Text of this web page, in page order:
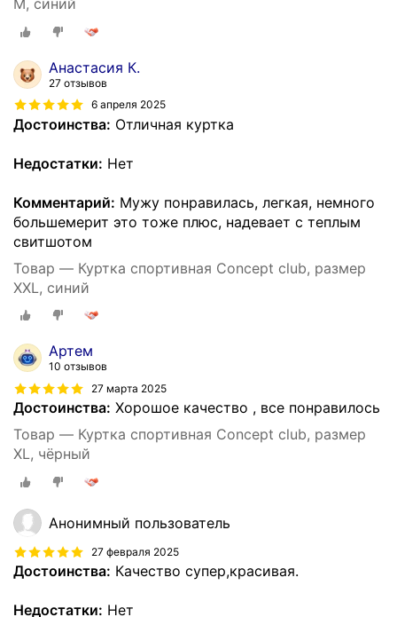
Анастасия К.
27 отзывов
6 апреля 2025
Достоинства: Отличная куртка
Недостатки: Нет
Комментарий: Мужу понравилась, легкая, немного
большемерит это тоже плюс, надевает с теплым
свитшотом
Товар — Куртка спортивная Concept club, размер
XXL, синий
Артем
10 отзывов
27 марта 2025
Достоинства: Хорошое качество , все понравилось
Товар — Куртка спортивная Concept club, размер
XL, чёрный
Анонимный пользователь
27 февраля 2025
Достоинства: Качество супер,красивая.
Недостатки: Нет